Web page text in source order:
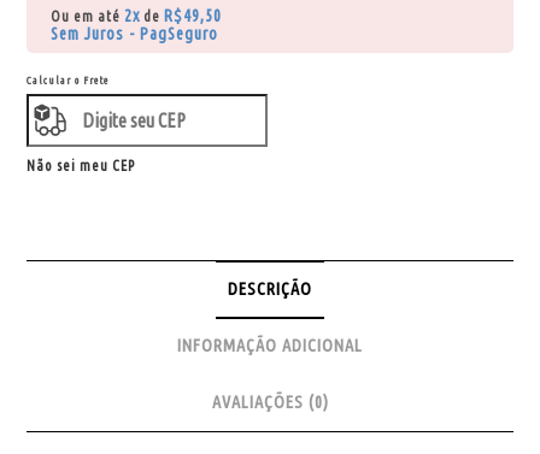
Ou em até 2x de R$49,50
Sem Juros - PagSeguro
Calcular o Frete
Não sei meu CEP
DESCRIÇÃO
INFORMAÇÃO ADICIONAL
AVALIAÇÕES (0)